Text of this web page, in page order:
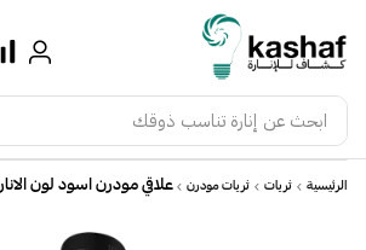
ابحث عن أفضل حلول الإنارة
الرئيسية ثريات ثريات مودرن علاقي مودرن اسود لون الانارة 3 اضاءات